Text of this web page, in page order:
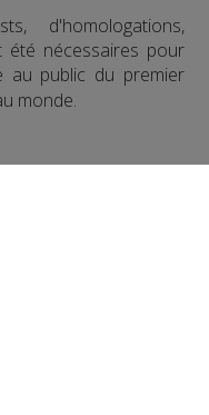
d'homologations,
été nécessaires pour
au public du premier
monde.